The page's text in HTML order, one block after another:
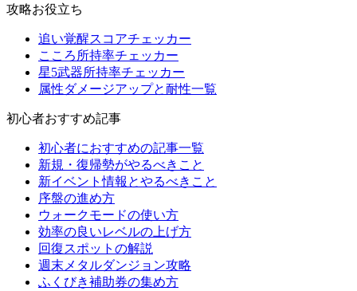
攻略お役立ち
追い覚醒スコアチェッカー
こころ所持率チェッカー
星5武器所持率チェッカー
属性ダメージアップと耐性一覧
初心者おすすめ記事
初心者におすすめの記事一覧
新規・復帰勢がやるべきこと
新イベント情報とやるべきこと
序盤の進め方
ウォークモードの使い方
効率の良いレベルの上げ方
回復スポットの解説
週末メタルダンジョン攻略
ふくびき補助券の集め方